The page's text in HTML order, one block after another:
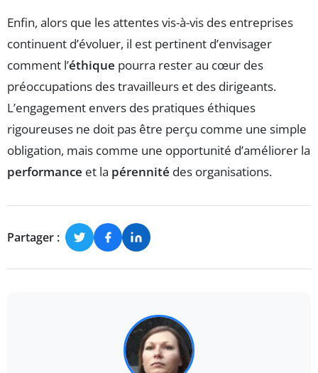
Enfin, alors que les attentes vis-à-vis des entreprises
continuent d’évoluer, il est pertinent d’envisager
comment l’éthique pourra rester au cœur des
préoccupations des travailleurs et des dirigeants.
L’engagement envers des pratiques éthiques
rigoureuses ne doit pas être perçu comme une simple
obligation, mais comme une opportunité d’améliorer la
performance et la pérennité des organisations.
Partager :